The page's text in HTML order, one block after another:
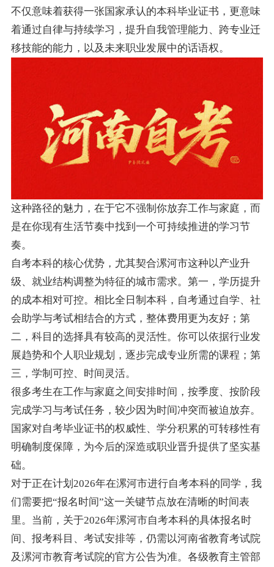
不仅意味着获得一张国家承认的本科毕业证书，更意味
着通过自律与持续学习，提升自我管理能力、跨专业迁
移技能的能力，以及未来职业发展中的话语权。
这种路径的魅力，在于它不强制你放弃工作与家庭，而
是在你现有生活节奏中找到一个可持续推进的学习节
奏。
自考本科的核心优势，尤其契合漯河市这种以产业升
级、就业结构调整为特征的城市需求。第一，学历提升
的成本相对可控。相比全日制本科，自考通过自学、社
会助学与考试相结合的方式，整体费用更为友好；第
二，科目的选择具有较高的灵活性。你可以依据行业发
展趋势和个人职业规划，逐步完成专业所需的课程；第
三，学制可控、时间灵活。
很多考生在工作与家庭之间安排时间，按季度、按阶段
完成学习与考试任务，较少因为时间冲突而被迫放弃。
国家对自考毕业证书的权威性、学分积累的可转移性有
明确制度保障，为今后的深造或职业晋升提供了坚实基
础。
对于正在计划2026年在漯河市进行自考本科的同学，我
们需要把“报名时间”这一关键节点放在清晰的时间表
里。当前，关于2026年漯河市自考本科的具体报名时
间、报考科目、考试安排等，仍需以河南省教育考试院
及漯河市教育考试院的官方公告为准。各级教育主管部